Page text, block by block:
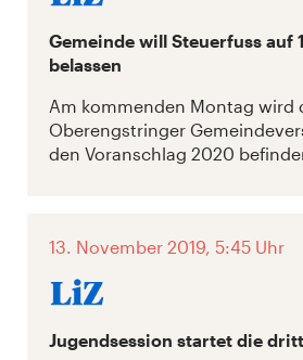
Gemeinde will Steuerfuss auf
belassen
Am kommenden Montag wird
Oberengstringer
den Voranschlag 2020
13. November 2019, 5:45 Uhr
Jugendsession startet die